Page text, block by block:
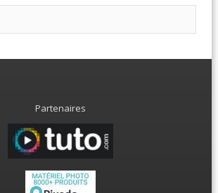
Partenaires